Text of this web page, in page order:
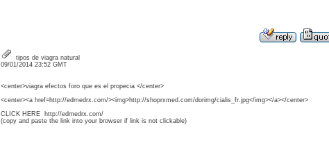
tipos de viagra natural
09/01/2014 23:52 GMT
<center>viagra efectos foro que es el propecia </center>
<center><a href=http://edmedrx.com/><img>http://shoprxmed.com/dorimg/cialis_fr.jpg</img></a></center>
CLICK HERE http://edmedrx.com/
(copy and paste the link into your browser if link is not clickable)